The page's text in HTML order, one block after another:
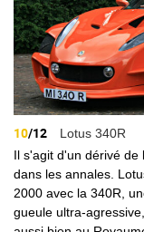
10/12
Lotus 340R
Il s'agit d'un dérivé de
dans les annales.
2000 avec la 340R,
gueule ultra-